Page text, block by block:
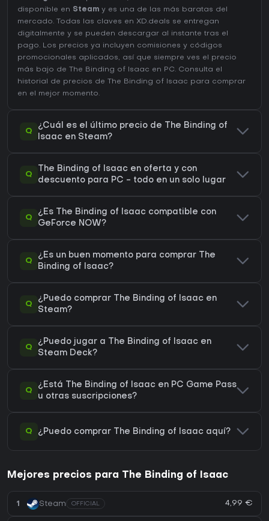
disponible en Steam y es una de las más baratas del
mercado. Todas las claves en XD.deals se entregan
digitalmente y se pueden descargar al instante tras el
pago. Los precios ya incluyen comisiones y códigos
promocionales aplicados, así que siempre ves el precio
más bajo de The Binding of Isaac en PC. Consulta el
historial de precios de The Binding of Isaac para comprar
en el mejor momento.
Q
¿Cuál es el último precio de The Binding of
Isaac en Steam?
Q
The Binding of Isaac en oferta y con
descuento para PC - todo en un solo lugar
Q
¿Es The Binding of Isaac compatible con
GeForce NOW?
Q
¿Es un buen momento para comprar The
Binding of Isaac?
Q
¿Puedo comprar The Binding of Isaac en
Steam?
Q
¿Puedo jugar a The Binding of Isaac en
Steam Deck?
Q
¿Está The Binding of Isaac en PC Game Pass
u otras suscripciones?
Q ¿Puedo comprar The Binding of Isaac aquí?
Mejores precios para The Binding of Isaac
1 Steam OFFICIAL 4,99 €